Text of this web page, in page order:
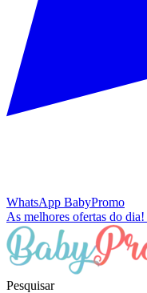
WhatsApp BabyPromo
As melhores ofertas do dia!
Pesquisar